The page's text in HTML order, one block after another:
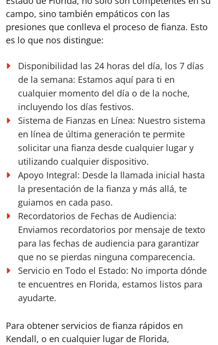
campo, sino también empáticos con las
presiones que conlleva el proceso de fianza. Esto
es lo que nos distingue:
Disponibilidad las 24 horas del día, los 7 días
de la semana: Estamos aquí para ti en
cualquier momento del día o de la noche,
incluyendo los días festivos.
Sistema de Fianzas en Línea: Nuestro sistema
en línea de última generación te permite
solicitar una fianza desde cualquier lugar y
utilizando cualquier dispositivo.
Apoyo Integral: Desde la llamada inicial hasta
la presentación de la fianza y más allá, te
guiamos en cada paso.
Recordatorios de Fechas de Audiencia:
Enviamos recordatorios por mensaje de texto
para las fechas de audiencia para garantizar
que no se pierdas ninguna comparecencia.
Servicio en Todo el Estado: No importa dónde
te encuentres en Florida, estamos listos para
ayudarte.
Para obtener servicios de fianza rápidos en
Kendall, o en cualquier lugar de Florida,